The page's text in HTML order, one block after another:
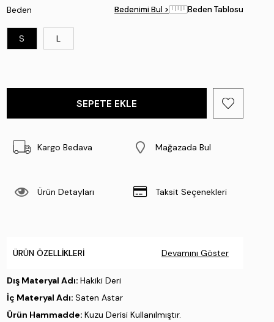
Beden
S L
Bedenimi Bul > Beden Tablosu
Bedenimi Bul > Beden Tablosu
Kargo Bedava Mağazada Bul
Ürün Detayları Taksit Seçenekleri
ÜRÜN ÖZELLIKLERI Devamını Göster
Dış Materyal Adı: Hakiki Deri
İç Materyal Adı: Saten Astar
Ürün Hammadde: Kuzu Derisi Kullanılmıştır.